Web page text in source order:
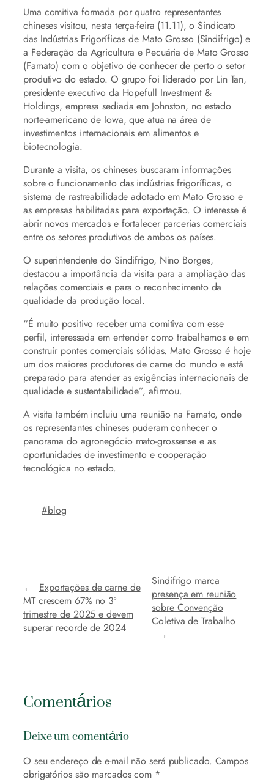
Uma comitiva formada por quatro representantes
chineses visitou, nesta terça-feira (11.11), o Sindicato
das Indústrias Frigoríficas de Mato Grosso (Sindifrigo) e
a Federação da Agricultura e Pecuária de Mato Grosso
(Famato) com o objetivo de conhecer de perto o setor
produtivo do estado. O grupo foi liderado por Lin Tan,
presidente executivo da Hopefull Investment &
Holdings, empresa sediada em Johnston, no estado
norte-americano de Iowa, que atua na área de
investimentos internacionais em alimentos e
biotecnologia.
Durante a visita, os chineses buscaram informações
sobre o funcionamento das indústrias frigoríficas, o
sistema de rastreabilidade adotado em Mato Grosso e
as empresas habilitadas para exportação. O interesse é
abrir novos mercados e fortalecer parcerias comerciais
entre os setores produtivos de ambos os países.
O superintendente do Sindifrigo, Nino Borges,
destacou a importância da visita para a ampliação das
relações comerciais e para o reconhecimento da
qualidade da produção local.
“É muito positivo receber uma comitiva com esse
perfil, interessada em entender como trabalhamos e em
construir pontes comerciais sólidas. Mato Grosso é hoje
um dos maiores produtores de carne do mundo e está
preparado para atender as exigências internacionais de
qualidade e sustentabilidade”, afirmou.
A visita também incluiu uma reunião na Famato, onde
os representantes chineses puderam conhecer o
panorama do agronegócio mato-grossense e as
oportunidades de investimento e cooperação
tecnológica no estado.
#blog
←
Exportações de carne de
MT crescem 67% no 3º
trimestre de 2025 e devem
superar recorde de 2024
Sindifrigo marca
presença em reunião
sobre Convenção
Coletiva de Trabalho
→
Comentários
Deixe um comentário
O seu endereço de e-mail não será publicado. Campos
obrigatórios são marcados com *